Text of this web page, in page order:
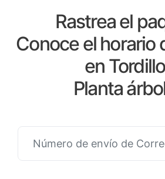
Rastrea el
Conoce el horario
en
Planta